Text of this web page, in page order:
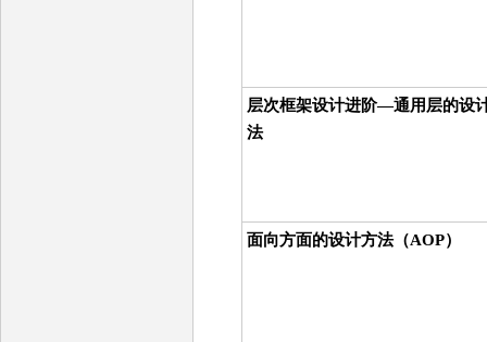
层次框架设计进阶—通用层的设
法
面向方面的设计方法（AOP）